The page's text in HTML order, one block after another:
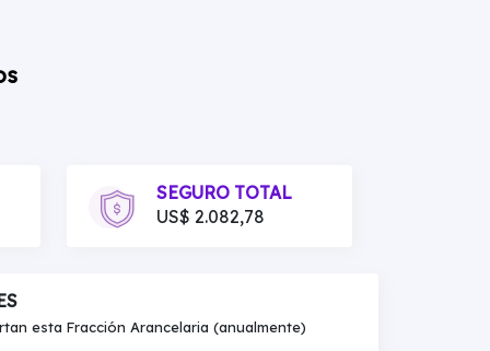
SEGURO TOTAL
US$ 2.082,78
esta Fracción Arancelaria (anualmente)